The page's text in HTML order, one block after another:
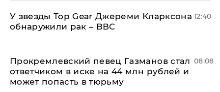
У звезды Top Gear Джереми Кларксона
обнаружили рак – BBC
12:40
Прокремлевский певец Газманов стал
ответчиком в иске на 44 млн рублей и
может попасть в тюрьму
08:08